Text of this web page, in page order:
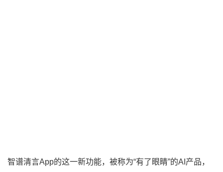
智谱清言App的这一新功能，被称为“有了眼睛”的AI产品，